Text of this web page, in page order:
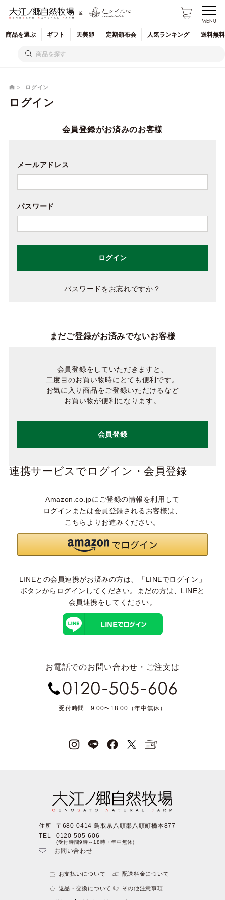
&
商品を選ぶ ギフト 天美卵 定期頒布会 人気ランキング 送料無
ログイン
ログイン
会員登録がお済みのお客様
メールアドレス
パスワード
ログイン
パスワードをお忘れですか？
まだご登録がお済みでないお客様
会員登録をしていただきますと、
二度目のお買い物時にとても便利です。
お気に入り商品をご登録いただけるなど
お買い物が便利になります。
会員登録
連携サービスでログイン・会員登録
Amazon.co.jpにご登録の情報を利用して
ログインまたは会員登録されるお客様は、
こちらよりお進みください。
LINEとの会員連携がお済みの方は、「LINEでログイン」
ボタンからログインしてください。まだの方は、 LINEと
会員連携をしてください。
お電話でのお問い合わせ・ご注文は
受付時間 9:00〜18:00（年中無休）
住所
〒680-0414 鳥取県八頭郡八頭町橋本877
TEL
0120-505-606
(受付時間9時～18時・年中無休)
お問い合わせ
お支払いについて 配送料金について
返品・交換について その他注意事項